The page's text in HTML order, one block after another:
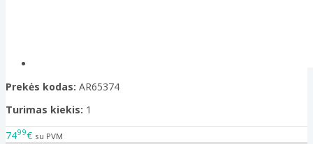
Prekės kodas: AR65374
Turimas kiekis: 1
7499€ su PVM